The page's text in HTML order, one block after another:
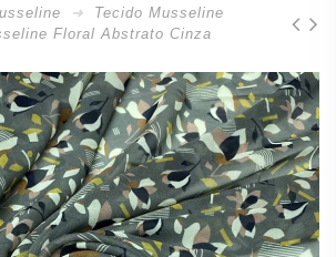
Tecido Musseline
Floral Abstrato Cinza